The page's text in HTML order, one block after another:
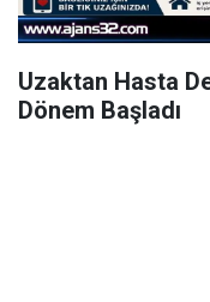
Uzaktan Hasta
Dönem Başladı